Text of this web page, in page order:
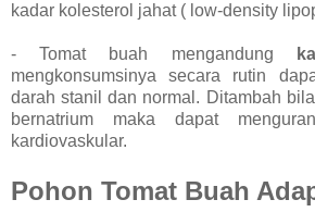
kadar kolesterol jahat ( low-density
- Tomat buah mengandung
mengkonsumsinya secara rutin
darah stanil dan normal. Ditambah
bernatrium maka dapat
kardiovaskular.
Pohon Tomat Buah